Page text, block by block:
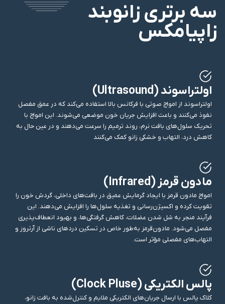
سه برتری زانوبند
زاپیامکس
اولتراسوند (Ultrasound)
اولتراسوند از امواج صوتی با فرکانس بالا استفاده می‌کند که در عمق مفصل
نفوذ می‌کنند و باعث افزایش جریان خون موضعی می‌شوند. این امواج با
تحریک سلول‌های بافت نرم، روند ترمیم را سرعت می‌دهند و در عین حال به
کاهش درد، التهاب و خشکی زانو کمک می‌کنند
مادون قرمز (Infrared)
امواج مادون‌ قرمز با ایجاد گرمایش عمیق در بافت‌های داخلی، گردش خون را
تقویت کرده و اکسیژن‌رسانی و تغذیه سلول‌ها را افزایش می‌دهند. این
فرآیند منجر به شل شدن عضلات، کاهش گرفتگی‌ها، و بهبود انعطاف‌پذیری
مفصل می‌شود. مادون‌قرمز به‌طور خاص در تسکین دردهای ناشی از آرتروز و
التهاب‌های مفصلی مؤثر است.
پالس الکتریکی (Clock Pluse)
کلاک پالس با ارسال جریان‌های الکتریکی ملایم و کنترل‌شده به بافت زانو،